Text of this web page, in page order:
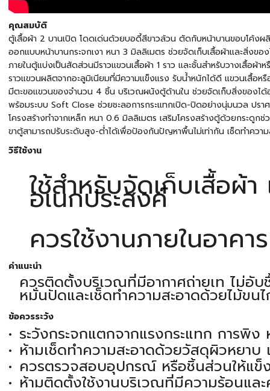
คุณสมบัติ
ตู้เสื้อผ้า 2 บานเปิด โดดเด่นด้วยบอดี้สีขาวล้วน ตัดกับหน้าบานขอบโค้งผลิ
ออกแบบหน้าบานกระจกเงา หนา 3 มิลลิเมตร ช่วยจัดเก็บเสื้อผ้าและสิ่งข
ภายในตู้แบ่งเป็นสัดส่วนมีราวแขวนเสื้อผ้า 1 ราว และชั้นสำหรับวางเสื้อผ้า
ราวแขวนผลิตจากอะลูมิเนียมที่มีความแข็งแรง รับน้ำหนักได้ดี แขวนเสื้อหรื
มีตะขอแขวนของจำนวน 4 ชิ้น บริเวณผนังตู้ด้านใน ช่วยจัดเก็บสิ่งของได้อ
พร้อมระบบ Soft Close ช่วยชะลอการกระแทกเปิด-ปิดอย่างนุ่มนวล ปรา
โครงสร้างทำจากเหล็ก หนา 0.6 มิลลิเมตร เสริมโครงสร้างตู้ด้วยกระดูกช่
ขาตู้สามารถปรับระดับสูง-ต่ำได้เพื่อป้องกันปัญหาพื้นไม่เท่ากัน เช็ดทำควา
วิธีใช้งาน
ใช้สำหรับจัดเก็บเสื้อผ้า
อเนกประสงค์
ควรใช้งานภายในอาคา
คำแนะนำ
ควรติดตั้งบริเวณที่มีอากาศถ่ายเท ไม่อับ
หมั่นปัดและเช็ดทำความสะอาดด้วยไม้ขน
ข้อควรระวัง
ระวังกระจกแตกจากแรงกระแทก การพิง
ห้ามเช็ดทำความสะอาดด้วยวัสดุผิวหยาบ
ควรตรวจสอบอุปกรณ์ หรือชิ้นส่วนให้แข็
ห้ามติดตั้งใช้งานบริเวณที่มีความร้อนแล